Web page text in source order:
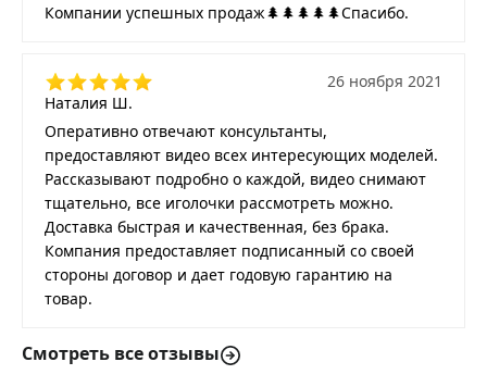
Компании успешных продаж🌲🌲🌲🌲🌲Спасибо.
Наталия Ш.
26 ноября 2021
Оперативно отвечают консультанты,
предоставляют видео всех интересующих моделей.
Рассказывают подробно о каждой, видео снимают
тщательно, все иголочки рассмотреть можно.
Доставка быстрая и качественная, без брака.
Компания предоставляет подписанный со своей
стороны договор и дает годовую гарантию на
товар.
Смотреть все отзывы